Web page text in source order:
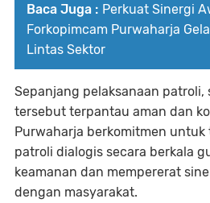
Baca Juga : Perkuat Sinergi
Forkopimcam Purwaharja
Lintas Sektor
Sepanjang pelaksanaan patroli,
tersebut terpantau aman dan
Purwaharja berkomitmen
patroli dialogis secara berkala
keamanan dan mempererat
dengan masyarakat.